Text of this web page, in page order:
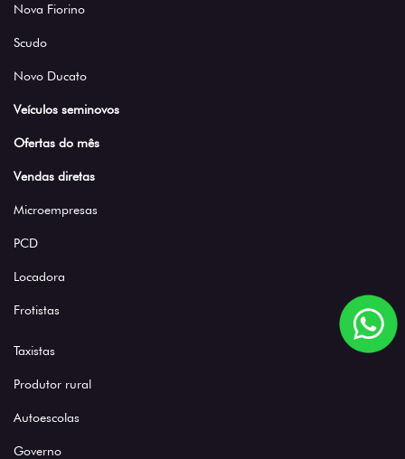
Nova Fiorino
Scudo
Novo Ducato
Veículos seminovos
Ofertas do mês
Vendas diretas
Microempresas
PCD
Locadora
Frotistas
Taxistas
Produtor rural
Autoescolas
Governo